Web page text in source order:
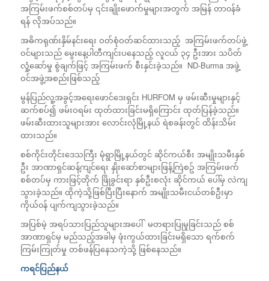
အကြမ်းဖက်စစ်တပ်မှ ၎င်းချိုးဖောက်မှုများအတွက် အမြန် တာ၀န်ခံ
ရန် လိုအပ်သည်။
အဓိကရုဏ်းနှိမ်နင်းရေး ဝတ်စုံဝတ်ဆင်ထားသည့် အကြမ်းဖက်တပ်ဖွဲ့
ဝင်များသည် မွေးနေ့ပါတီကျင်းပနေသည့် လူငယ် ၃၄ ဦးအား သပိတ်
လှုံ့ဆော်မှု စွဲချက်ဖြင့် အကြမ်းဖက် စီးနှင်းခဲ့သည်။ ND-Burma အဖွဲ့
ဝင်အဖွဲ့အစည်းဖြစ်သည့်
မွန်ပြည်လူ့အခွင့်အရေးဖောင်ဒေးရှင်း HURFOM မှ ဖမ်းဆီးမှုများနှင့်
ဆက်စပ်၍ ဖမ်းဝရမ်း ထုတ်ထားခြင်းမရှိကြောင်း ထုတ်ပြန်ခဲ့သည်။
ဖမ်းဆီးထားသူများအား လောင်းလုံမြို့နယ် ရဲစခန်းတွင် ထိန်းသိမ်း
ထားသည်။
စစ်ကိုင်းတိုင်းဒေသကြီး မုံရွာမြို့နယ်တွင် ဆိုင်ကယ်စီး အမျိုးသမီးနှစ်
ဦး အာဏာရှင်ဆန့်ကျင်ရေး နှိုးဆော်စာများဖြန့်ကြဲစဥ် အကြမ်းဖက်
စစ်တပ်မှ ကားဖြင့်တိုက် ဖြိုခွင်းရာ နှစ်ဦးစလုံး ဆိုင်ကယ် ပေါ်မှ လဲကျ
သွားခဲ့သည်။ ထိုကဲ့သို့ဖြစ်ပြီးပြီးနောက် အမျိုးသမီးငယ်တစ်ဦးမှာ
ကိုယ်၀န် ပျက်ကျသွားခဲ့သည်။
အပြစ်မဲ့ အရပ်သားပြည်သူများအပေါ် မတရားပြုမှုခြင်းသည် စစ်
အာဏာရှင်မှ မည်သည့်အခါမှ ဖုံးကွယ်ထားခြင်းမရှိသော ရက်စက်
ကြမ်းကြုတ်မှု တစ်ဖန်ပြနေသကဲ့သို့ ဖြစ်နေသည်။
ကရင်ပြည်နယ်